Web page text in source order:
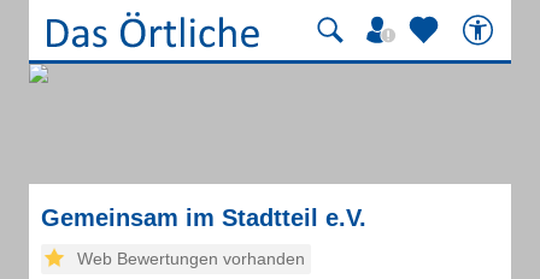
Gemeinsam im Stadtteil e.V.
Web Bewertungen vorhanden